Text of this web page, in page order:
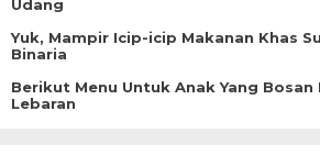
Udang
Yuk, Mampir Icip-icip Makanan Khas
Binaria
Berikut Menu Untuk Anak Yang Bosan
Lebaran